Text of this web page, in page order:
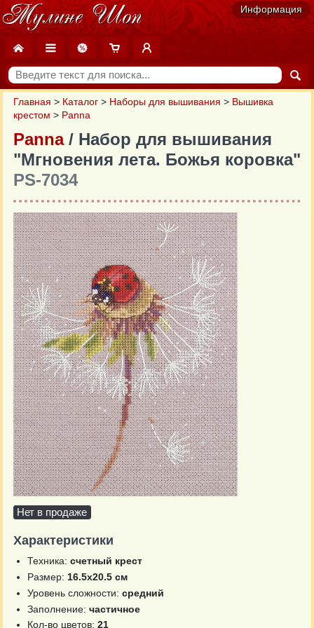
Информация
Главная > Каталог > Наборы для вышивания > Вышивка
крестом > Panna
Panna / Набор для вышивания
"Мгновения лета. Божья коровка"
PS-7034
Нет в продаже
Характеристики
Техника: счетный крест
Размер: 16.5х20.5 см
Уровень сложности: средний
Заполнение: частичное
Кол-во цветов: 21